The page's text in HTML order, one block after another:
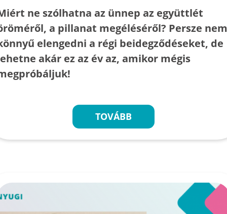
ne szólhatna az ünnep az együttlét
a pillanat megéléséről? Persze nem
elengedni a régi beidegződéseket, de
akár ez az év az, amikor mégis
TOVÁBB